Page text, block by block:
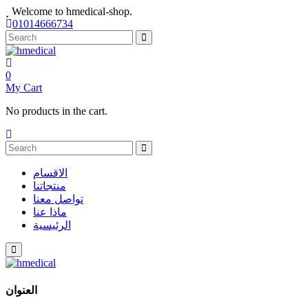
Welcome to hmedical-shop.
01014666734
0
My Cart
No products in the cart.
الاقسام
منتجاتنا
تواصل معنا
ماذا عنا
الرئيسية
العنوان